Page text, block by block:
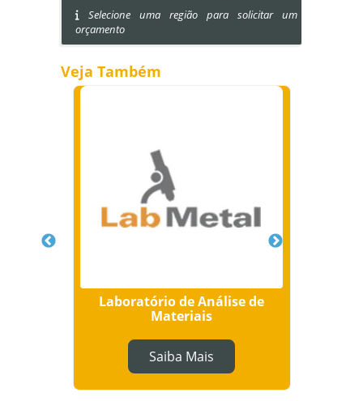
Selecione uma região para solicitar um
orçamento
Veja Também
Laboratório de Análise de
Materiais
Saiba Mais